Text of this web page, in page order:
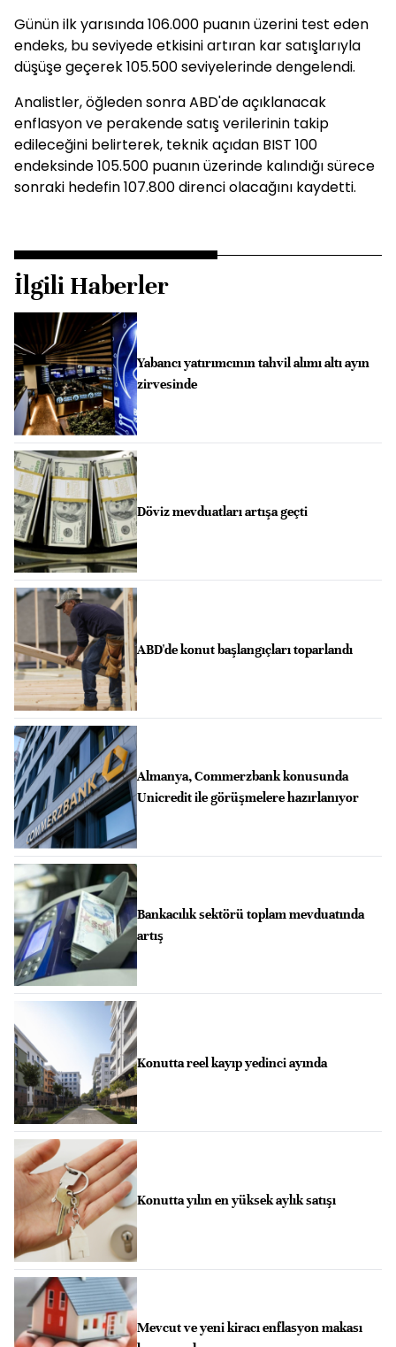
Günün ilk yarısında 106.000 puanın üzerini test eden
endeks, bu seviyede etkisini artıran kar satışlarıyla
düşüşe geçerek 105.500 seviyelerinde dengelendi.
Analistler, öğleden sonra ABD'de açıklanacak
enflasyon ve perakende satış verilerinin takip
edileceğini belirterek, teknik açıdan BIST 100
endeksinde 105.500 puanın üzerinde kalındığı sürece
sonraki hedefin 107.800 direnci olacağını kaydetti.
İlgili Haberler
Yabancı yatırımcının tahvil alımı altı ayın
zirvesinde
Döviz mevduatları artışa geçti
ABD'de konut başlangıçları toparlandı
Almanya, Commerzbank konusunda
Unicredit ile görüşmelere hazırlanıyor
Bankacılık sektörü toplam mevduatında
artış
Konutta reel kayıp yedinci ayında
Konutta yılın en yüksek aylık satışı
Mevcut ve yeni kiracı enflasyon makası